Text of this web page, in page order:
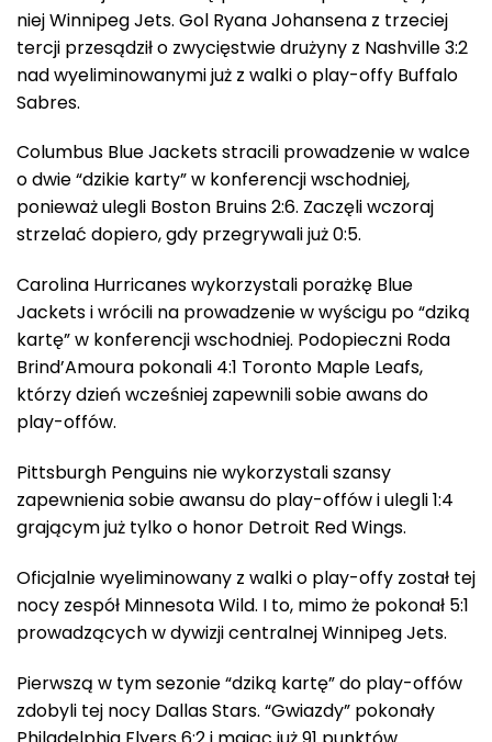
niej Winnipeg Jets. Gol Ryana Johansena z trzeciej
tercji przesądził o zwycięstwie drużyny z Nashville 3:2
nad wyeliminowanymi już z walki o play-offy Buffalo
Sabres.
Columbus Blue Jackets stracili prowadzenie w walce
o dwie “dzikie karty” w konferencji wschodniej,
ponieważ ulegli Boston Bruins 2:6. Zaczęli wczoraj
strzelać dopiero, gdy przegrywali już 0:5.
Carolina Hurricanes wykorzystali porażkę Blue
Jackets i wrócili na prowadzenie w wyścigu po “dziką
kartę” w konferencji wschodniej. Podopieczni Roda
Brind’Amoura pokonali 4:1 Toronto Maple Leafs,
którzy dzień wcześniej zapewnili sobie awans do
play-offów.
Pittsburgh Penguins nie wykorzystali szansy
zapewnienia sobie awansu do play-offów i ulegli 1:4
grającym już tylko o honor Detroit Red Wings.
Oficjalnie wyeliminowany z walki o play-offy został tej
nocy zespół Minnesota Wild. I to, mimo że pokonał 5:1
prowadzących w dywizji centralnej Winnipeg Jets.
Pierwszą w tym sezonie “dziką kartę” do play-offów
zdobyli tej nocy Dallas Stars. “Gwiazdy” pokonały